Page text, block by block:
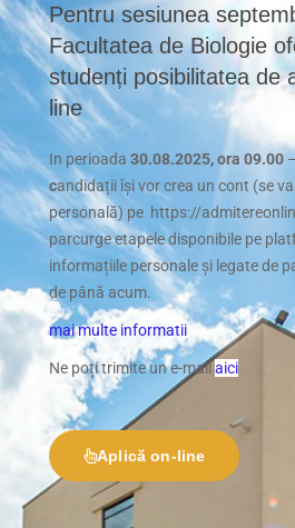
Pentru sesiunea
Facultatea de Biologie
studenți posibilitatea de
line
In perioada 30.08.2025, ora 09.00
candidații își vor crea un cont (se
personală) pe https://
parcurge etapele disponibile pe
informațiile personale și legate de
de până acum.
mai multe informatii
Ne poți trimite un e-mailaici
Aplică on-line